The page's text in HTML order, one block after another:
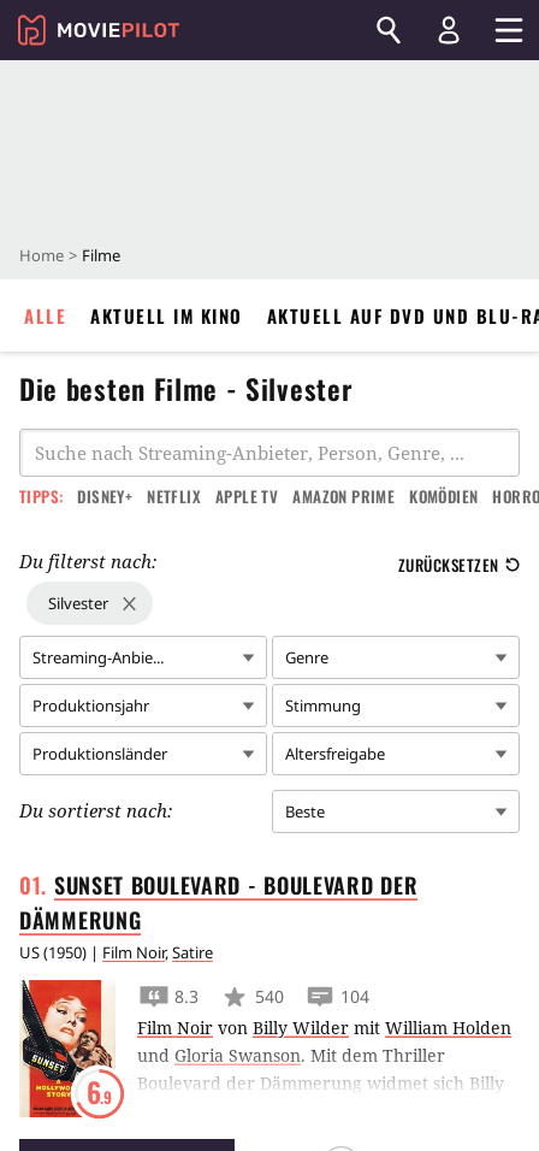
Home Filme
ALLE AKTUELL IM KINO AKTUELL AUF DVD UND BLU-
Die besten Filme - Silvester
TIPPS: DISNEY+ NETFLIX APPLE TV AMAZON PRIME KOMÖDIEN
Du filterst nach: ZURÜCKSETZEN
Silvester
Streaming-Anbie... Genre
Produktionsjahr Stimmung
Produktionsländer Altersfreigabe
Du sortierst nach: Beste
SUNSET BOULEVARD - BOULEVARD DER
DÄMMERUNG
US(1950) | Film Noir,Satire
6.9
8.3 540
104
Film Noir von Billy Wilder mit William Holden
und Gloria Swanson. Mit dem Thriller
Boulevard der Dämmerung widmet sich Billy
erfolgloser Autor auf eine vergessene und